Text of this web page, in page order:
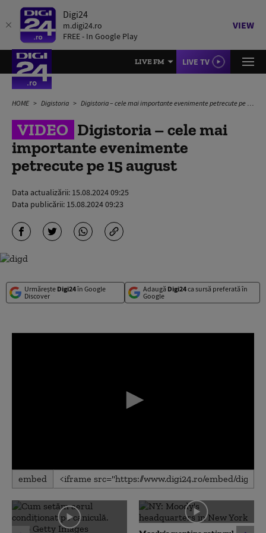
Digi24
m.digi24.ro
FREE - In Google Play
VIEW
LIVE FM LIVE TV
HOME Digistoria Digistoria – cele mai importante evenimente petrecute pe 15 august
VIDEO Digistoria – cele mai
importante evenimente
petrecute pe 15 august
Data actualizării: 15.08.2024 09:25
Data publicării: 15.08.2024 09:23
Urmărește Digi24în Google
Discover
Adaugă Digi24ca sursă preferată în
Google
0
seconds
0
seconds
embed